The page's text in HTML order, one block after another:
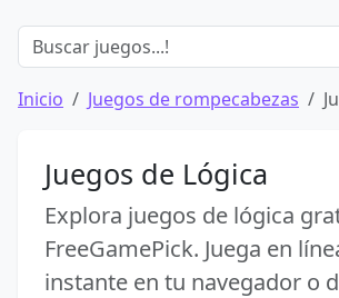
Inicio Juegos de rompecabezas
Juegos de Lógica
Explora juegos de lógica
FreeGamePick. Juega en
instante en tu navegador o